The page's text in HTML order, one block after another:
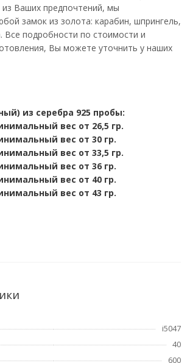
из Ваших предпочтений, мы
замок из золота: карабин, шпрингель,
Все подробности по стоимости и
Вы можете уточнить у наших
из серебра 925 пробы:
вес от 26,5 гр.
вес от 30 гр.
вес от 33,5 гр.
вес от 36 гр.
вес от 40 гр.
вес от 43 гр.
i5047
40
600